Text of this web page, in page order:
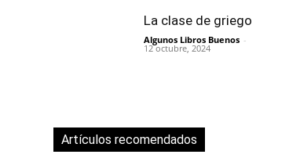
La clase de griego
Algunos Libros Buenos -
12 octubre, 2024
Artículos recomendados